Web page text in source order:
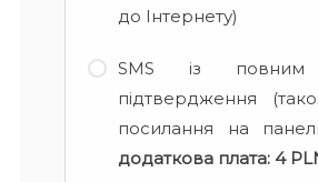
до Інтернету)
SMS із повним
підтвердження
посилання на
додаткова плата: 4